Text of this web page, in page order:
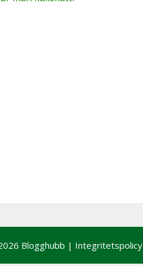
Blogghubb | Integritetspolicy